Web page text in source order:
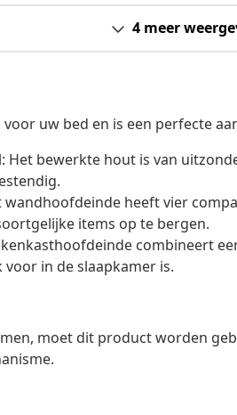
4 meer
uw bed en is een perfecte
Het bewerkte hout is van
heeft vier
items op te bergen.
combineert
in de slaapkamer is.
moet dit product worden